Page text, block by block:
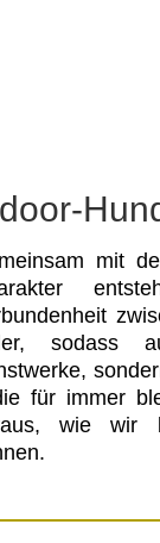
mit
sodass
für immer
wie wir